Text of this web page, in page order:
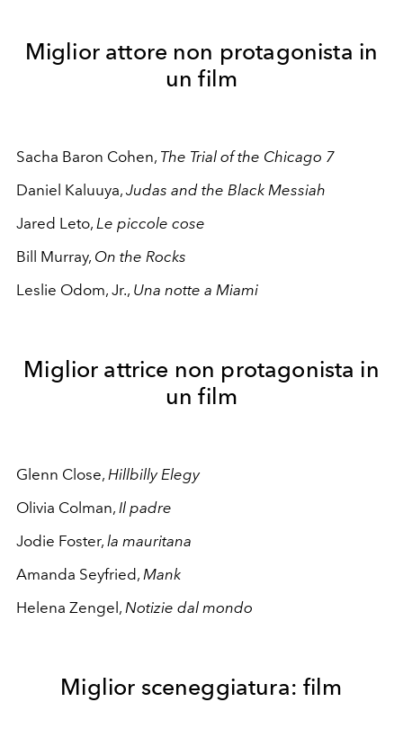
Miglior attore non protagonista in
un film
Sacha Baron Cohen, The Trial of the Chicago 7
Daniel Kaluuya, Judas and the Black Messiah
Jared Leto, Le piccole cose
Bill Murray, On the Rocks
Leslie Odom, Jr., Una notte a Miami
Miglior attrice non protagonista in
un film
Glenn Close, Hillbilly Elegy
Olivia Colman, Il padre
Jodie Foster, la mauritana
Amanda Seyfried, Mank
Helena Zengel, Notizie dal mondo
Miglior sceneggiatura: film